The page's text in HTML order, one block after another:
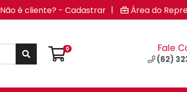
Não é cliente? - Cadastrar | Área do
0 Fale
(62)